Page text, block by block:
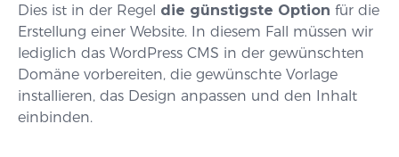
Dies ist in der Regel die günstigste Option für die
Erstellung einer Website. In diesem Fall müssen wir
lediglich das WordPress CMS in der gewünschten
Domäne vorbereiten, die gewünschte Vorlage
installieren, das Design anpassen und den Inhalt
einbinden.